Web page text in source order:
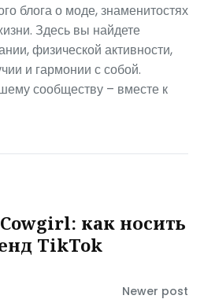
блога о моде, знаменитостях
Здесь вы найдете
физической активности,
и гармонии с собой.
сообществу – вместе к
как носить
TikTok
Newer post